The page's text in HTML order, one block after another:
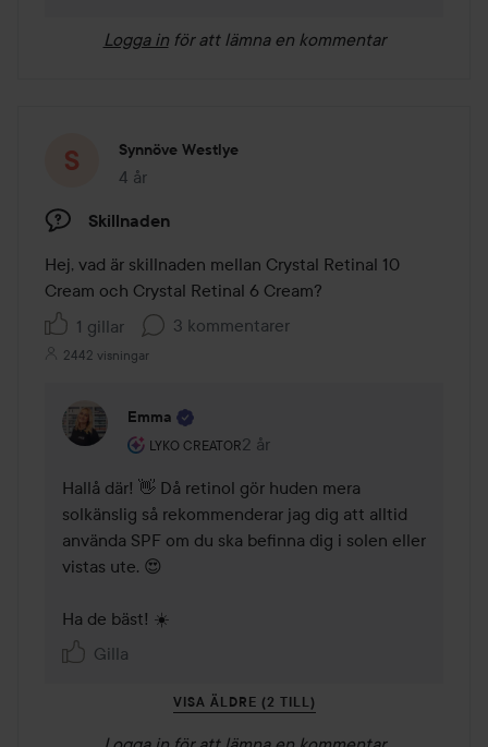
Logga in för att lämna en kommentar
Synnöve Westlye
4 år
Inlägget skapades 4 år
Skillnaden
Hej, vad är skillnaden mellan Crystal Retinal 10
Cream och Crystal Retinal 6 Cream?
1 gillar
3 kommentarer
2442 visningar
Emma
LYKO CREATOR
Användarens roll: Lyko Creator.
2 år
Kommentaren lades 2 år
Hallå där! 👋 Då retinol gör huden mera
solkänslig så rekommenderar jag dig att alltid
använda SPF om du ska befinna dig i solen eller
vistas ute. 😍
Ha de bäst! ☀️
Gilla
VISA ÄLDRE (2 TILL)